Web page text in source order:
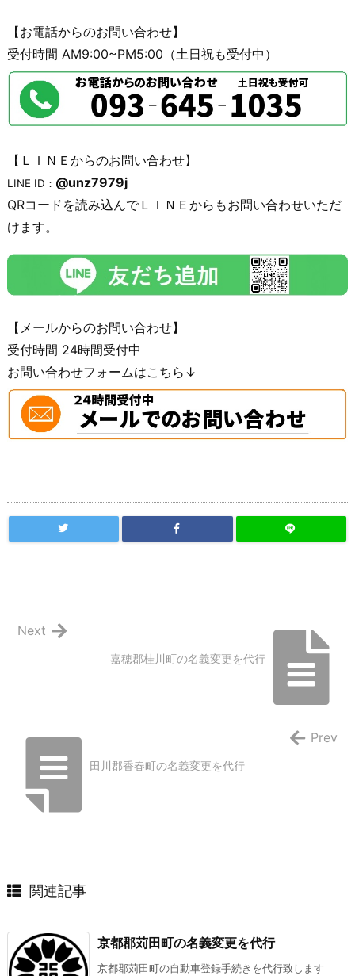
【お電話からのお問い合わせ】
受付時間 AM9:00~PM5:00（土日祝も受付中）
【ＬＩＮＥからのお問い合わせ】
LINE ID： @unz7979j
QRコードを読み込んでＬＩＮＥからもお問い合わせいただ
けます。
【メールからのお問い合わせ】
受付時間 24時間受付中
お問い合わせフォームはこちら↓
嘉穂郡桂川町の名義変更を代行
Next
田川郡香春町の名義変更を代行
Prev
関連記事
京都郡苅田町の名義変更を代行
京都郡苅田町の自動車登録手続きを代行致します